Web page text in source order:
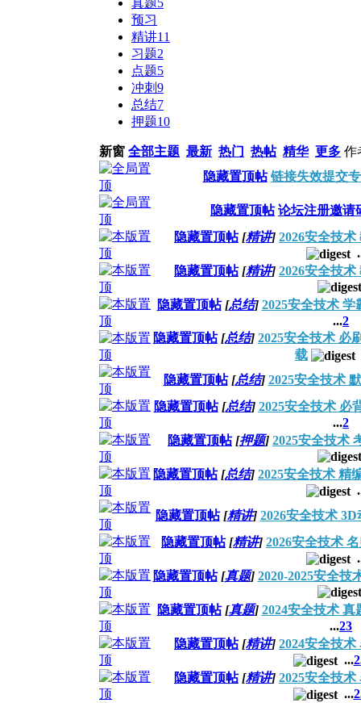
预习
精讲11
习题2
点题5
冲刺9
总结7
押题10
新窗 全部主题 最新 热门 热帖 精华 更多 作
隐藏置顶帖 链接失效提交
隐藏置顶帖 论坛注册邀请
隐藏置顶帖 [精讲] 2026安全技
隐藏置顶帖 [精讲] 2026安全技
隐藏置顶帖 [总结] 2025安全技术
...2
隐藏置顶帖 [总结] 2025安全技术 必
载
隐藏置顶帖 [总结] 2025安全技术
隐藏置顶帖 [总结] 2025安全技术 必
...2
隐藏置顶帖 [押题] 2025安全技术
隐藏置顶帖 [总结] 2025安全技术 精
隐藏置顶帖 [精讲] 2026安全技术
隐藏置顶帖 [精讲] 2026安全技术
隐藏置顶帖 [真题] 2020-2025安全技
隐藏置顶帖 [真题] 2024安全技术
...23
隐藏置顶帖 [精讲] 2024安全技
...2
隐藏置顶帖 [精讲] 2025安全技
...2